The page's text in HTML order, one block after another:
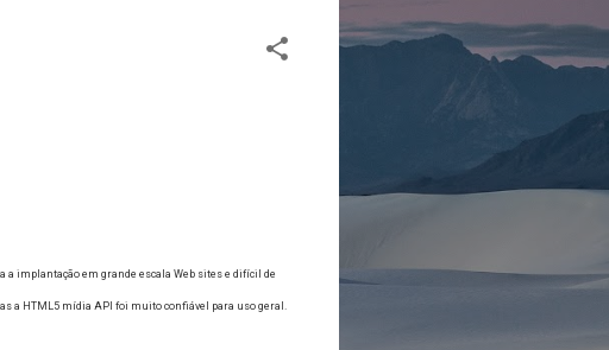
implantação em grande escala Web sites e difícil de
a HTML5 mídia API foi muito confiável para uso geral.